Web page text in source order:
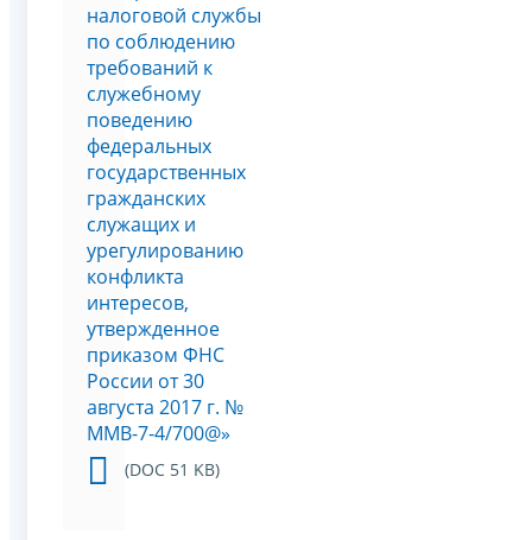
налоговой службы
по соблюдению
требований к
служебному
поведению
федеральных
государственных
гражданских
служащих и
урегулированию
конфликта
интересов,
утвержденное
приказом ФНС
России от 30
августа 2017 г. №
ММВ-7-4/700@»
(DOC 51 KB)